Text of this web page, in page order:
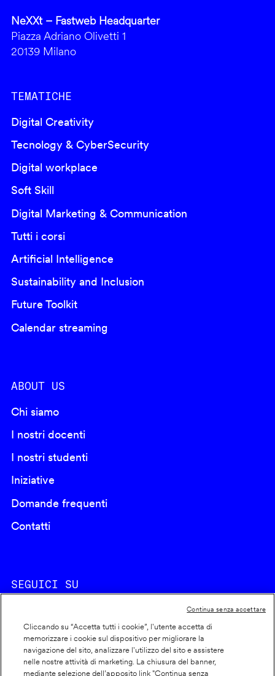
NeXXt – Fastweb Headquarter
Piazza Adriano Olivetti 1
20139 Milano
TEMATICHE
Digital Creativity
Tecnology & CyberSecurity
Digital workplace
Soft Skill
Digital Marketing & Communication
Tutti i corsi
Artificial Intelligence
Sustainability and Inclusion
Future Toolkit
Calendar streaming
ABOUT US
Chi siamo
I nostri docenti
I nostri studenti
Iniziative
Domande frequenti
Contatti
SEGUICI SU
Cookie policy
Cliccando su “Accetta tutti i cookie”, l'utente accetta di
memorizzare i cookie sul dispositivo per migliorare la
navigazione del sito, analizzare l'utilizzo del sito e assistere
nelle nostre attività di marketing. La chiusura del banner,
mediante selezione dell’apposito link "Continua senza
Continua senza accettare